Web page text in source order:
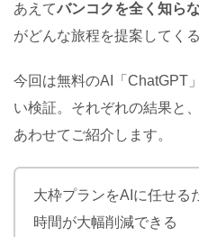
あえてバンコクを全く知ら
がどんな旅程を提案してく
今回は無料のAI「ChatGPT
い検証。それぞれの結果と
あわせてご紹介します。
大枠プランをAIに任せる
時間が大幅削減できる